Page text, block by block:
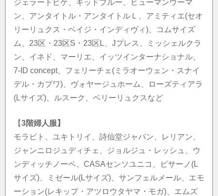
ジェラートピケ、キッドブルー、ヒューマンウーマ
ン、アンタイトル・アンタイトルＬ、アミティエ(セオ
リーリュクス・ベイジ・インディヴィ)、コムサイズ
ム、23区・23区S・23区L、Jプレス、ミッシェルクラ
ン、イネド、マーリエ、イッツインターナショナル、
7-ID concept、フェリーチェ(ミラオーウェン・スナイ
デル・カプワ)、ヴォヤージュホーム、ローズティアラ
(Lサイズ)、ルスーク、ベリーリュクスなど
【3階婦人服】
モラビト、ユキトリイ、詩仙堂ジャパン、レリアン、
ジャンニロジュディチェ、ジョルジュ・レッシュ、ウ
ンディッチノーベ、CASAセンソユニコ、ピサーノ(L
サイズ)、ミゼール(Lサイズ)、サンフェルメール、エモ
ーション(レキップ・アツロウタヤマ・モガ)、エムズ